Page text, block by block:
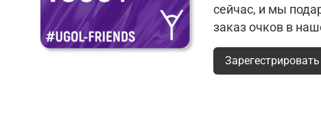
сейчас, и мы
заказ очков в